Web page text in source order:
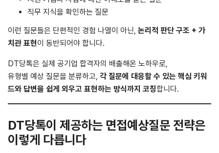
직무 지식을 확인하는 질문
이런 질문들은 단편적인 경험 나열이 아닌, 논리적 판단 구조 + 가
치관 표현이 동반되어야 합니다.
DT당톡은 실제 공기업 합격자의 배출해온 노하우로,
유형별 예상 질문을 분류하고, 각 질문에 대응할 수 있는 핵심 키워
드와 답변을 쉽게 외우고 표현하는 방식까지 코칭합니다.
DT당톡이 제공하는 면접예상질문 전략은
이렇게 다릅니다